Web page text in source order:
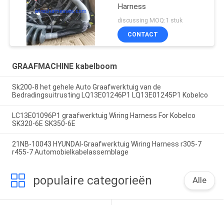
Harness
discussing MOQ:1 stuk
CONTACT
GRAAFMACHINE kabelboom
Sk200-8 het gehele Auto Graafwerktuig van de
Bedradingsuitrusting LQ13E01246P1 LQ13E01245P1 Kobelco
LC13E01096P1 graafwerktuig Wiring Harness For Kobelco
SK320-6E SK350-6E
21NB-10043 HYUNDAI-Graafwerktuig Wiring Harness r305-7
r455-7 Automobielkabelassemblage
populaire categorieën Alle